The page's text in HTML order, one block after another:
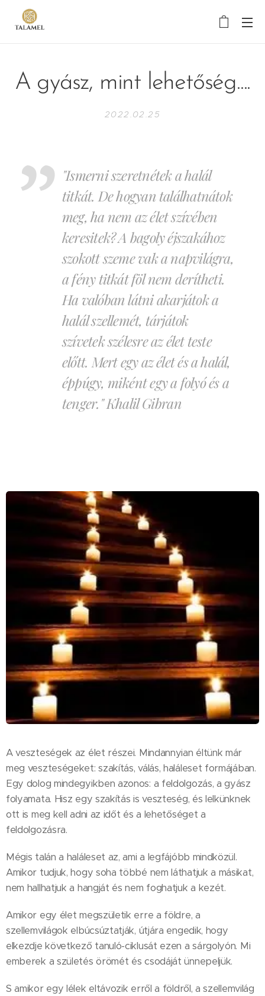
A gyász, mint lehetőség....
2022.02.25
"Ismerni szeretnétek a halál
titkát. De hogyan találhatnátok
meg, ha nem az élet szívében
keresitek? A bagoly éjszakához
szokott szeme vak a napvilágra,
a fény titkát fölnem derítheti.
Ha valóban látni akarjátok a
halál szellemét, tárjátok
szívetekszélesre az élet teste
előtt. Mert egy az élet és a halál,
éppúgy, miként egy a folyó és a
tenger." Khalil Gibran
A veszteségek az élet részei. Mindannyian éltünk már
meg veszteségeket: szakítás, válás, haláleset formájában.
Egy dolog mindegyikben azonos: a feldolgozás, a gyász
folyamata. Hisz egy szakítás is veszteség, és lelkünknek
ott is meg kell adni az időt és a lehetőséget a
feldolgozásra.
Mégis talán a haláleset az, ami a legfájóbb mindközül.
Amikor tudjuk, hogy soha többé nem láthatjuk a másikat,
nem hallhatjuk a hangját és nem foghatjuk a kezét.
Amikor egy élet megszületik erre a földre, a
szellemvilágok elbúcsúztatják, útjára engedik, hogy
elkezdje következő tanuló-ciklusát ezen a sárgolyón. Mi
emberek a születés örömét és csodáját ünnepeljük.
S amikor egy lélek eltávozik erről a földről, a szellemvilág